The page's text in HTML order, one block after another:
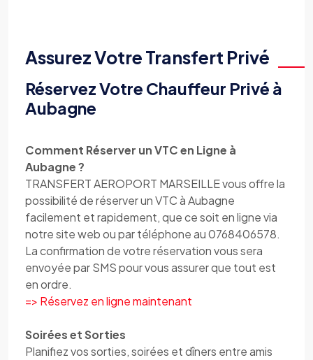
Assurez Votre Transfert Privé
Réservez Votre Chauffeur Privé à
Aubagne
Comment Réserver un VTC en Ligne à
Aubagne ?
TRANSFERT AEROPORT MARSEILLE vous offre la
possibilité de réserver un VTC à Aubagne
facilement et rapidement, que ce soit en ligne via
notre site web ou par téléphone au 0768406578.
La confirmation de votre réservation vous sera
envoyée par SMS pour vous assurer que tout est
en ordre.
=> Réservez en ligne maintenant
Soirées et Sorties
Planifiez vos sorties, soirées et dîners entre amis